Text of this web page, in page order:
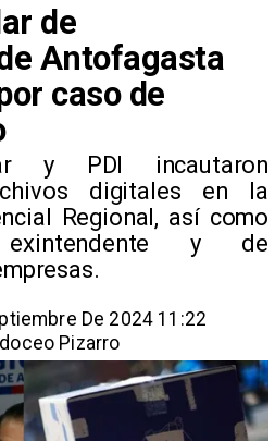
de
Antofagasta
caso de
y PDI incautaron
digitales en la
Regional, así como
y de
De 2024 11:22
Pizarro